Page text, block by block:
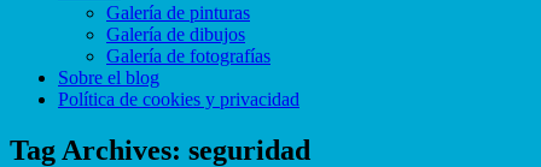
Galería de pinturas
Galería de dibujos
Galería de fotografías
Sobre el blog
Política de cookies y privacidad
Tag Archives: seguridad